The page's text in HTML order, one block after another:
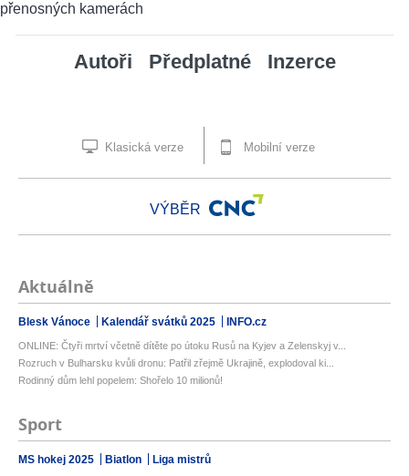
Autoři Předplatné Inzerce
Klasická verze Mobilní verze
VÝBĚR
Aktuálně
Blesk Vánoce Kalendář svátků 2025 INFO.cz
ONLINE: Čtyři mrtví včetně dítěte po útoku Rusů na Kyjev a Zelenskyj v...
Rozruch v Bulharsku kvůli dronu: Patřil zřejmě Ukrajině, explodoval ki...
Rodinný dům lehl popelem: Shořelo 10 milionů!
Sport
MS hokej 2025 Biatlon Liga mistrů